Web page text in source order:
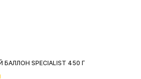
БАЛЛОН SPECIALIST 450 Г